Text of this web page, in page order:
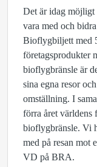
Det är idag möjligt
vara med och
Bioflygbiljett med
företagsprodukter
bioflygbränsle är
sina egna resor
omställning. I
förra året världens
bioflygbränsle. Vi
med på resan mot
VD på BRA.